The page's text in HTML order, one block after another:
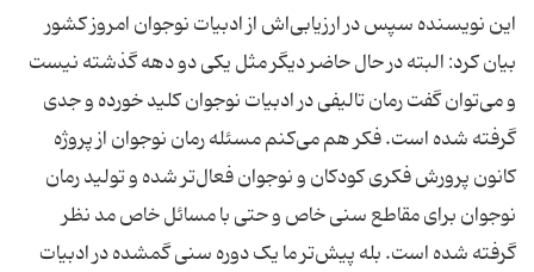
این نویسنده سپس در ارزیابی‌اش از ادبیات نوجوان امروز کشور
بیان کرد: البته در حال حاضر دیگر مثل یکی دو دهه گذشته نیست
و می‌توان گفت رمان تالیفی در ادبیات نوجوان کلید خورده و جدی
گرفته شده است. فکر هم می‌کنم مسئله رمان نوجوان از پروژه
کانون پرورش فکری کودکان و نوجوان فعال‌تر شده و تولید رمان
نوجوان برای مقاطع سنی خاص و حتی با مسائل خاص مد نظر
گرفته شده است. بله پیش‌تر ما یک دوره سنی گمشده در ادبیات